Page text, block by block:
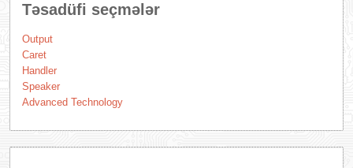
Təsadüfi seçmələr
Output
Caret
Handler
Speaker
Advanced Technology